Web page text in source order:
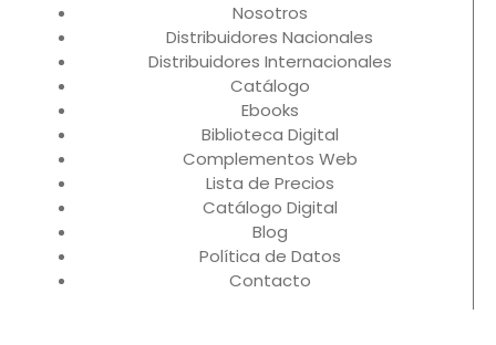
Nosotros
Distribuidores Nacionales
Distribuidores Internacionales
Catálogo
Ebooks
Biblioteca Digital
Complementos Web
Lista de Precios
Catálogo Digital
Blog
Política de Datos
Contacto